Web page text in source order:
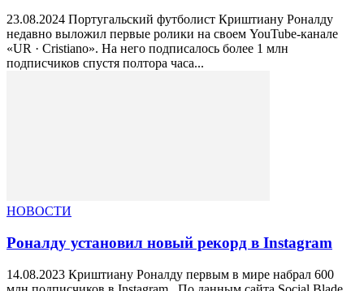
23.08.2024 Португальский футболист Криштиану Роналду
недавно выложил первые ролики на своем YouTube-канале
«UR · Cristiano». На него подписалось более 1 млн
подписчиков спустя полтора часа...
НОВОСТИ
Роналду установил новый рекорд в Instagram
14.08.2023 Криштиану Роналду первым в мире набрал 600